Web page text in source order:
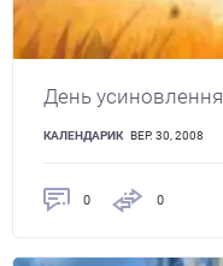
День усиновлення
КАЛЕНДАРИК ВЕР. 30, 2008
0 0